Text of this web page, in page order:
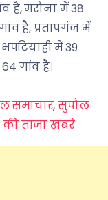
है, मरौना में 38
है, प्रतापगंज में
में 39
गांव है।
समाचार,सुपौल
ताज़ा खबरे